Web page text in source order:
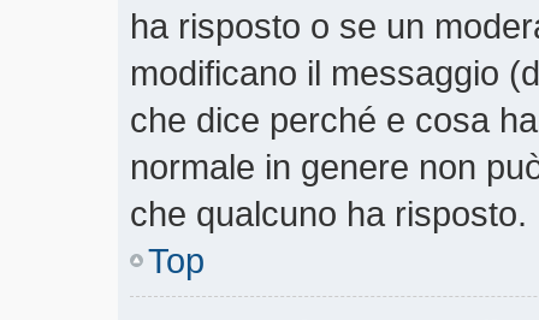
ha risposto o se un
modificano il messaggio
che dice perché e cosa
normale in genere non
che qualcuno ha risposto.
Top